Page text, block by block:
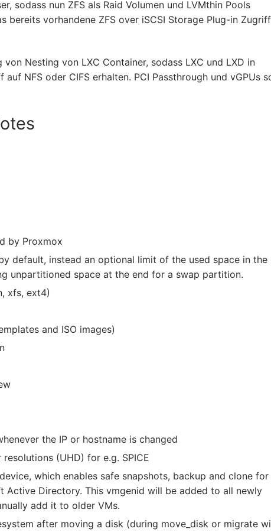
sodass nun ZFS als Raid Volumen und LVMthin Pools
bereits vorhandene ZFS over iSCSI Storage Plug-in
Nesting von LXC Container, sodass LXC und LXD in
NFS oder CIFS erhalten. PCI Passthrough und vGPUs
by Proxmox
default, instead an optional limit of the used space in the
unpartitioned space at the end for a swap partition.
xfs, ext4)
and ISO images)
the IP or hostname is changed
(UHD) for e.g. SPICE
which enables safe snapshots, backup and clone for
Active Directory. This vmgenid will be added to all newly
add it to older VMs.
after moving a disk (during move_disk or migrate